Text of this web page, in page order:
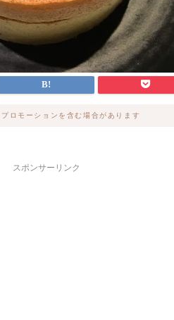
ロモーションを含む場合があります
スポンサーリンク